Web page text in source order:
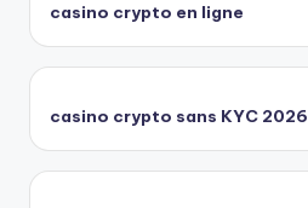
casino crypto en ligne
casino crypto sans KYC 2026